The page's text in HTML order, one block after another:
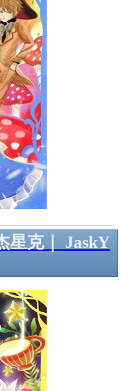
克｜ JaskY